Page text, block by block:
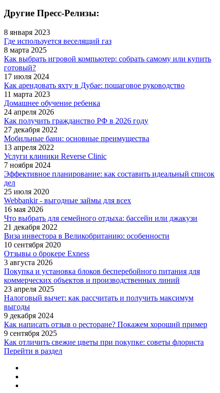
Другие Пресс-Релизы:
8 января 2023
Где используется веселящий газ
8 марта 2025
Как выбрать игровой компьютер: собрать самому или купить
готовый?
17 июля 2024
Как арендовать яхту в Дубае: пошаговое руководство
11 марта 2023
Домашнее обучение ребенка
24 апреля 2026
Как получить гражданство РФ в 2026 году
27 декабря 2022
Мобильные бани: основные преимущества
13 апреля 2022
Услуги клиники Reverse Clinic
7 ноября 2024
Эффективное планирование: как составить идеальный список
дел
25 июля 2020
Webbankir - выгодные займы для всех
16 мая 2026
Что выбрать для семейного отдыха: бассейн или джакузи
21 декабря 2022
Виза инвестора в Великобританию: особенности
10 сентября 2020
Отзывы о брокере Exness
3 августа 2026
Покупка и установка блоков бесперебойного питания для
коммерческих объектов и производственных линий
23 апреля 2025
Налоговый вычет: как рассчитать и получить максимум
выгоды
9 декабря 2024
Как написать отзыв о ресторане? Покажем хороший пример
9 сентября 2025
Как отличить свежие цветы при покупке: советы флориста
Перейти в раздел